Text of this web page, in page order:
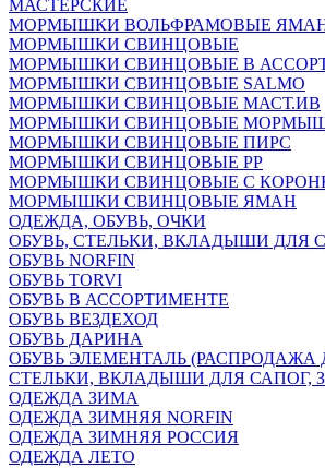
МАСТЕРСКИЕ
МОРМЫШКИ ВОЛЬФРАМОВЫЕ
МОРМЫШКИ СВИНЦОВЫЕ
МОРМЫШКИ СВИНЦОВЫЕ В
МОРМЫШКИ СВИНЦОВЫЕ SALMO
МОРМЫШКИ СВИНЦОВЫЕ МАСТ.ИВ
МОРМЫШКИ СВИНЦОВЫЕ
МОРМЫШКИ СВИНЦОВЫЕ ПИРС
МОРМЫШКИ СВИНЦОВЫЕ РР
МОРМЫШКИ СВИНЦОВЫЕ С
МОРМЫШКИ СВИНЦОВЫЕ ЯМАН
ОДЕЖДА, ОБУВЬ, ОЧКИ
ОБУВЬ, СТЕЛЬКИ, ВКЛАДЫШИ ДЛЯ
ОБУВЬ NORFIN
ОБУВЬ TORVI
ОБУВЬ В АССОРТИМЕНТЕ
ОБУВЬ ВЕЗДЕХОД
ОБУВЬ ДАРИНА
ОБУВЬ ЭЛЕМЕНТАЛЬ (РАСПРОДАЖА
СТЕЛЬКИ, ВКЛАДЫШИ ДЛЯ САПОГ,
ОДЕЖДА ЗИМА
ОДЕЖДА ЗИМНЯЯ NORFIN
ОДЕЖДА ЗИМНЯЯ РОССИЯ
ОДЕЖДА ЛЕТО